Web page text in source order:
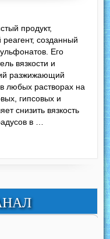
продукт,
созданный
Его
вязкости и
разжижающий
любых растворах на
гипсовых и
снизить вязкость
в …